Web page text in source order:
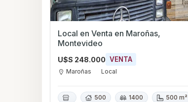
Local en Venta en Maroñas,
Montevideo
U$S 248.000 VENTA
Maroñas Local
500 1400 500 m²